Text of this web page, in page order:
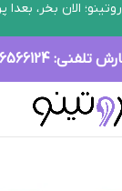
الان بخر،
تلفنی: